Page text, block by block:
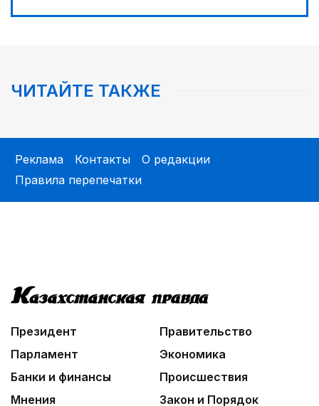
Человекоцентричность в действии
ЧИТАЙТЕ ТАКЖЕ
Реклама Контакты
О редакции
Правила перепечатки
Президент
Правительство
Парламент
Экономика
Банки и финансы
Происшествия
Мнения
Закон и Порядок